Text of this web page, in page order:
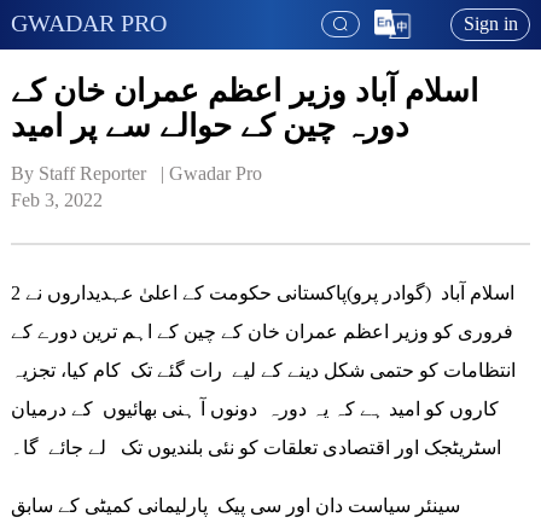
GWADAR PRO Sign in
اسلام آباد وزیر اعظم عمران خان کے
دورہ چین کے حوالے سے پر امید
By Staff Reporter   | Gwadar Pro
Feb 3, 2022
اسلام آباد (گوادر پرو)پاکستانی حکومت کے اعلیٰ عہدیداروں نے 2
فروری کو وزیر اعظم عمران خان کے چین کے اہم ترین دورے کے
انتظامات کو حتمی شکل دینے کے لیے رات گئے تک کام کیا، تجزیہ
کاروں کو امید ہے کہ یہ دورہ دونوں آ ہنی بھائیوں کے درمیان
اسٹریٹجک اور اقتصادی تعلقات کو نئی بلندیوں تک لے جائے گا۔
سینئر سیاست دان اور سی پیک پارلیمانی کمیٹی کے سابق